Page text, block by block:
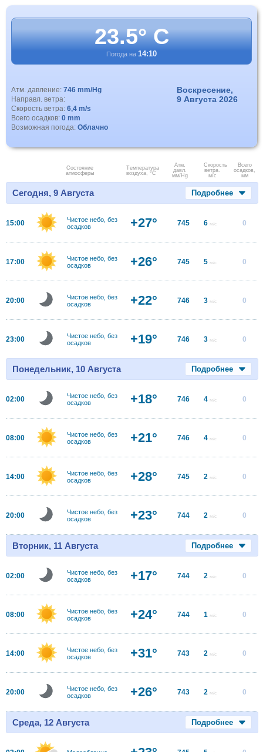
23.5° C
Погода на 14:10
Атм. давление: 746 mm/Hg
Направл. ветра:
Скорость ветра: 6,4 m/s
Всего осадков: 0 mm
Возможная погода: Облачно
Воскресение,
9 Августа 2026
Состояние
атмосферы
Температура
воздуха, °C
Атм.
давл.
мм/Hg
Скорость
ветра.
м/с
Всего
осадков,
мм
Сегодня, 9 Августа Подробнее
15:00
Чистое небо, без
осадков
+27° 745 6 м/с 0
17:00
Чистое небо, без
осадков
+26° 745 5 м/с 0
20:00
Чистое небо, без
осадков
+22° 746 3 м/с 0
23:00
Чистое небо, без
осадков
+19° 746 3 м/с 0
Понедельник, 10 Августа Подробнее
02:00
Чистое небо, без
осадков
+18° 746 4 м/с 0
08:00
Чистое небо, без
осадков
+21° 746 4 м/с 0
14:00
Чистое небо, без
осадков
+28° 745 2 м/с 0
20:00
Чистое небо, без
осадков
+23° 744 2 м/с 0
Вторник, 11 Августа Подробнее
02:00
Чистое небо, без
осадков
+17° 744 2 м/с 0
08:00
Чистое небо, без
осадков
+24° 744 1 м/с 0
14:00
Чистое небо, без
осадков
+31° 743 2 м/с 0
20:00
Чистое небо, без
осадков
+26° 743 2 м/с 0
Среда, 12 Августа Подробнее